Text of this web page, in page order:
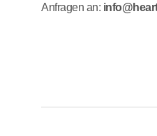
Anfragen an: